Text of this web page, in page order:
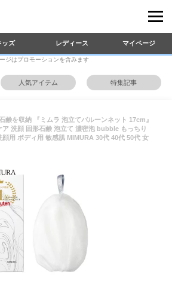
ッズ レディース マイページ
ジはプロモーションを含みます
人気アイテム 特集記事
鹸を収納 『ミムラ 泡立てバルーンネット 17cm』
洗顔 固形石鹸 泡立て 濃密泡 bubble もっちり
顔用 ボディ用 敏感肌 MIMURA 30代 40代 50代 女